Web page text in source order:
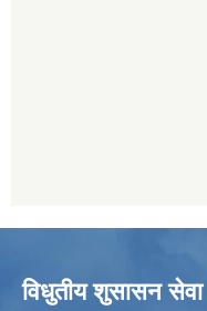
विधुतीय शुसासन सेवा